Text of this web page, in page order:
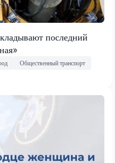
последний
Общественный транспорт